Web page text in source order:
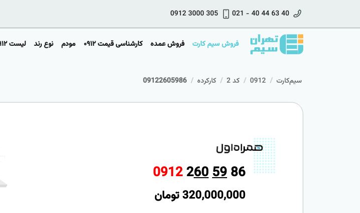
021 - 40 44 63 40
0912 3000 305
فروش سیم کارت فروش عمده کارشناسی قیمت ۰۹۱۲ مودم نوع رند لیست ۰۹۱۲
سیم‌کارت 0912 کد 2 کارکرده 09122605986
09122605986
320,000,000 تومان